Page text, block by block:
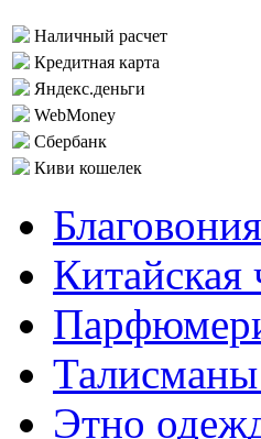
Наличный расчет
Кредитная карта
Яндекс.деньги
WebMoney
Сбербанк
Киви кошелек
Благовония
Китайская
Этно